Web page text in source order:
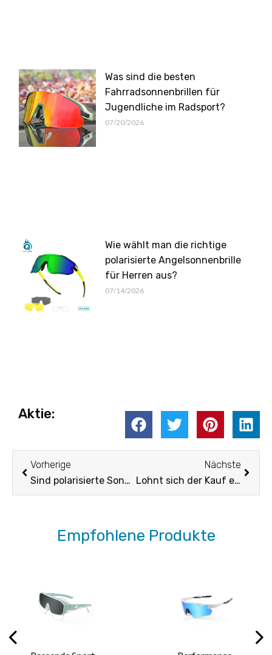
Was sind die besten
Fahrradsonnenbrillen für
Jugendliche im Radsport?
07/20/2026
Wie wählt man die richtige
polarisierte Angelsonnenbrille
für Herren aus?
07/14/2026
Aktie:
Vorher
Vorherige
Sind polarisierte Sonnenbrillen besser zum Autofahren? Eine vollständige Anleitung
Nächste
Lohnt sich der Kauf einer polarisierten Fahrradbrille wirklich?
Empfohlene Produkte